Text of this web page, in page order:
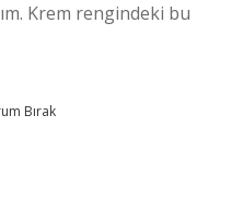
Krem rengindeki bu
Bırak